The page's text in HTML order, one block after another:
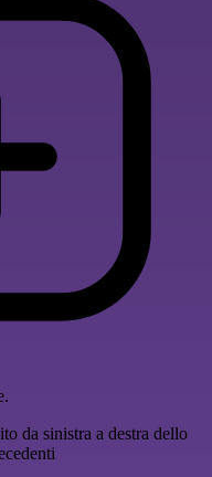
da sinistra a destra dello